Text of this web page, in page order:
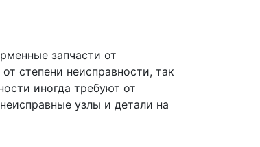
запчасти от
степени неисправности, так
иногда требуют от
узлы и детали на